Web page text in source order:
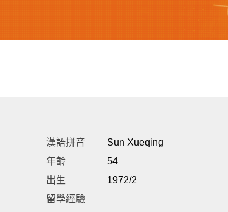
漢語拼音 Sun Xueqing
年齡 54
出生 1972/2
留學經驗